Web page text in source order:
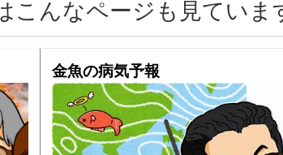
こんなページも見ていま
金魚の病気予報